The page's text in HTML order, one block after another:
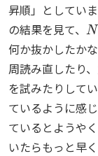
昇順」としてい
の結果を見て、
N
何か抜かしたか
周読み直したり
を試みたりして
ているように感
ているとようや
いたらもっと早